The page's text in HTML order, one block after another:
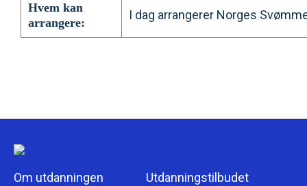
Hvem kan
arrangere:
I dag arrangerer Norges
Om utdanningen Utdanningstilbudet